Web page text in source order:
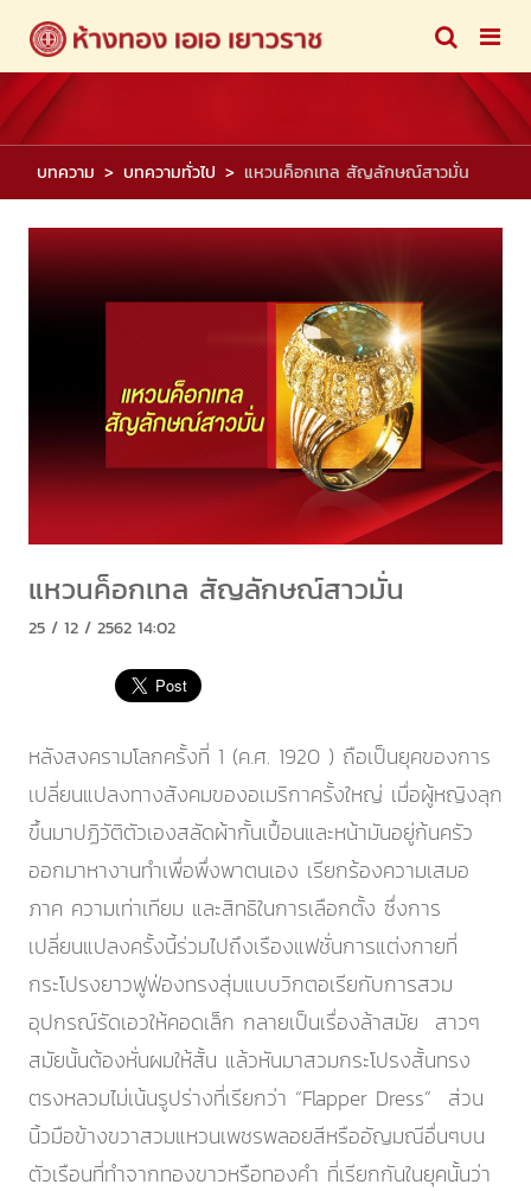
บทความ บทความทั่วไป แหวนค็อกเทล สัญลักษณ์สาวมั่น
แหวนค็อกเทล สัญลักษณ์สาวมั่น
25 / 12 / 2562 14:02
หลังสงครามโลกครั้งที่ 1 (ค.ศ. 1920 ) ถือเป็นยุคของการ
เปลี่ยนแปลงทางสังคมของอเมริกาครั้งใหญ่ เมื่อผู้หญิงลุก
ขึ้นมาปฏิวัติตัวเองสลัดผ้ากั้นเปื้อนและหน้ามันอยู่ก้นครัว
ออกมาหางานทำเพื่อพึ่งพาตนเอง เรียกร้องความเสมอ
ภาค ความเท่าเทียม และสิทธิในการเลือกตั้ง ซึ่งการ
เปลี่ยนแปลงครั้งนี้ร่วมไปถึงเรืองแฟชั่นการแต่งกายที่
กระโปรงยาวฟูฟ่องทรงสุ่มแบบวิกตอเรียกับการสวม
อุปกรณ์รัดเอวให้คอดเล็ก กลายเป็นเรื่องล้าสมัย สาวๆ
สมัยนั้นต้องหั่นผมให้สั้น แล้วหันมาสวมกระโปรงสั้นทรง
ตรงหลวมไม่เน้นรูปร่างที่เรียกว่า “Flapper Dress” ส่วน
นิ้วมือข้างขวาสวมแหวนเพชรพลอยสีหรืออัญมณีอื่นๆบน
ตัวเรือนที่ทำจากทองขาวหรือทองคำ ที่เรียกกันในยุคนั้นว่า